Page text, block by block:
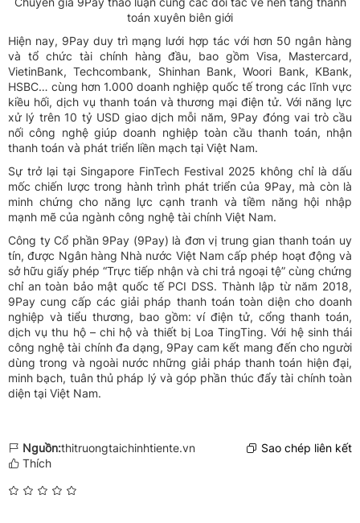
toán xuyên biên giới
Hiện nay, 9Pay duy trì mạng lưới hợp tác với hơn 50 ngân hàng
và tổ chức tài chính hàng đầu, bao gồm Visa, Mastercard,
VietinBank, Techcombank, Shinhan Bank, Woori Bank, KBank,
HSBC… cùng hơn 1.000 doanh nghiệp quốc tế trong các lĩnh vực
kiều hối, dịch vụ thanh toán và thương mại điện tử. Với năng lực
xử lý trên 10 tỷ USD giao dịch mỗi năm, 9Pay đóng vai trò cầu
nối công nghệ giúp doanh nghiệp toàn cầu thanh toán, nhận
thanh toán và phát triển liền mạch tại Việt Nam.
Sự trở lại tại Singapore FinTech Festival 2025 không chỉ là dấu
mốc chiến lược trong hành trình phát triển của 9Pay, mà còn là
minh chứng cho năng lực cạnh tranh và tiềm năng hội nhập
mạnh mẽ của ngành công nghệ tài chính Việt Nam.
Công ty Cổ phần 9Pay (9Pay) là đơn vị trung gian thanh toán uy
tín, được Ngân hàng Nhà nước Việt Nam cấp phép hoạt động và
sở hữu giấy phép “Trực tiếp nhận và chi trả ngoại tệ” cùng chứng
chỉ an toàn bảo mật quốc tế PCI DSS. Thành lập từ năm 2018,
9Pay cung cấp các giải pháp thanh toán toàn diện cho doanh
nghiệp và tiểu thương, bao gồm: ví điện tử, cổng thanh toán,
dịch vụ thu hộ – chi hộ và thiết bị Loa TingTing. Với hệ sinh thái
công nghệ tài chính đa dạng, 9Pay cam kết mang đến cho người
dùng trong và ngoài nước những giải pháp thanh toán hiện đại,
minh bạch, tuân thủ pháp lý và góp phần thúc đẩy tài chính toàn
diện tại Việt Nam.
Nguồn:thitruongtaichinhtiente.vn
Sao chép liên kết
Thích